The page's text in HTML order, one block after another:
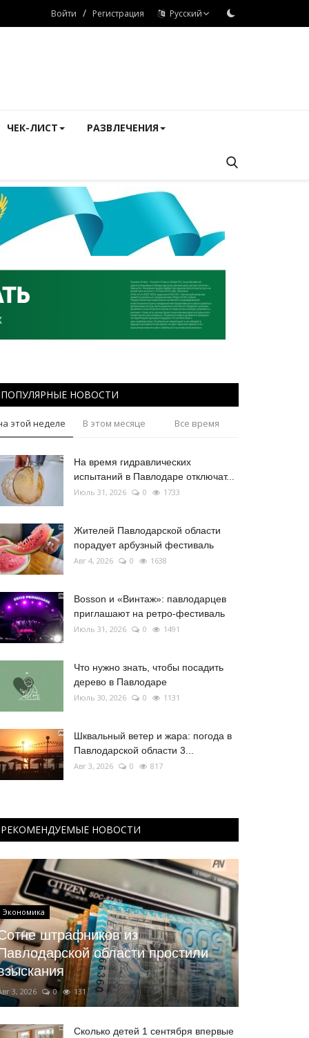
Войти / Регистрация Русский
ЧЕК-ЛИСТ РАЗВЛЕЧЕНИЯ
ПОПУЛЯРНЫЕ НОВОСТИ
этой неделе В этом месяце Все время
На время гидравлических
испытаний в Павлодаре отключат...
Июль 31, 2026 0 1733
Жителей Павлодарской области
порадует арбузный фестиваль
Авг 4, 2026 0 1638
Bosson и «Винтаж»: павлодарцев
приглашают на ретро-фестиваль
Июль 31, 2026 0 1491
Что нужно знать, чтобы посадить
дерево в Павлодаре
Июль 30, 2026 0 1131
Шквальный ветер и жара: погода в
Павлодарской области 3...
Авг 3, 2026 0 817
РЕКОМЕНДУЕМЫЕ НОВОСТИ
Экономика
штрафников из
области простили
3, 2026 0 131
Сколько детей 1 сентября впервые